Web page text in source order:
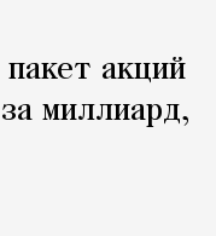
акций
миллиард,